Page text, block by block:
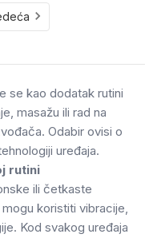
se kao dodatak rutini
masažu ili rad na
Odabir ovisi o
uređaja.
rutini
ili četkaste
koristiti vibracije,
Kod svakog uređaja